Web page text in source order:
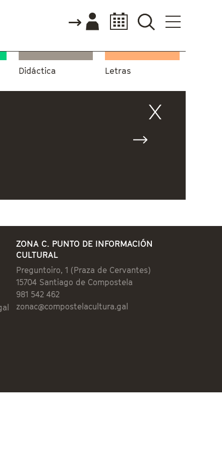
Didáctica Letras
ZONA C. PUNTO DE INFORMACIÓN
CULTURAL
Preguntoiro, 1 (Praza de Cervantes)
15704 Santiago de Compostela
981 542 462
zonac@compostelacultura.gal